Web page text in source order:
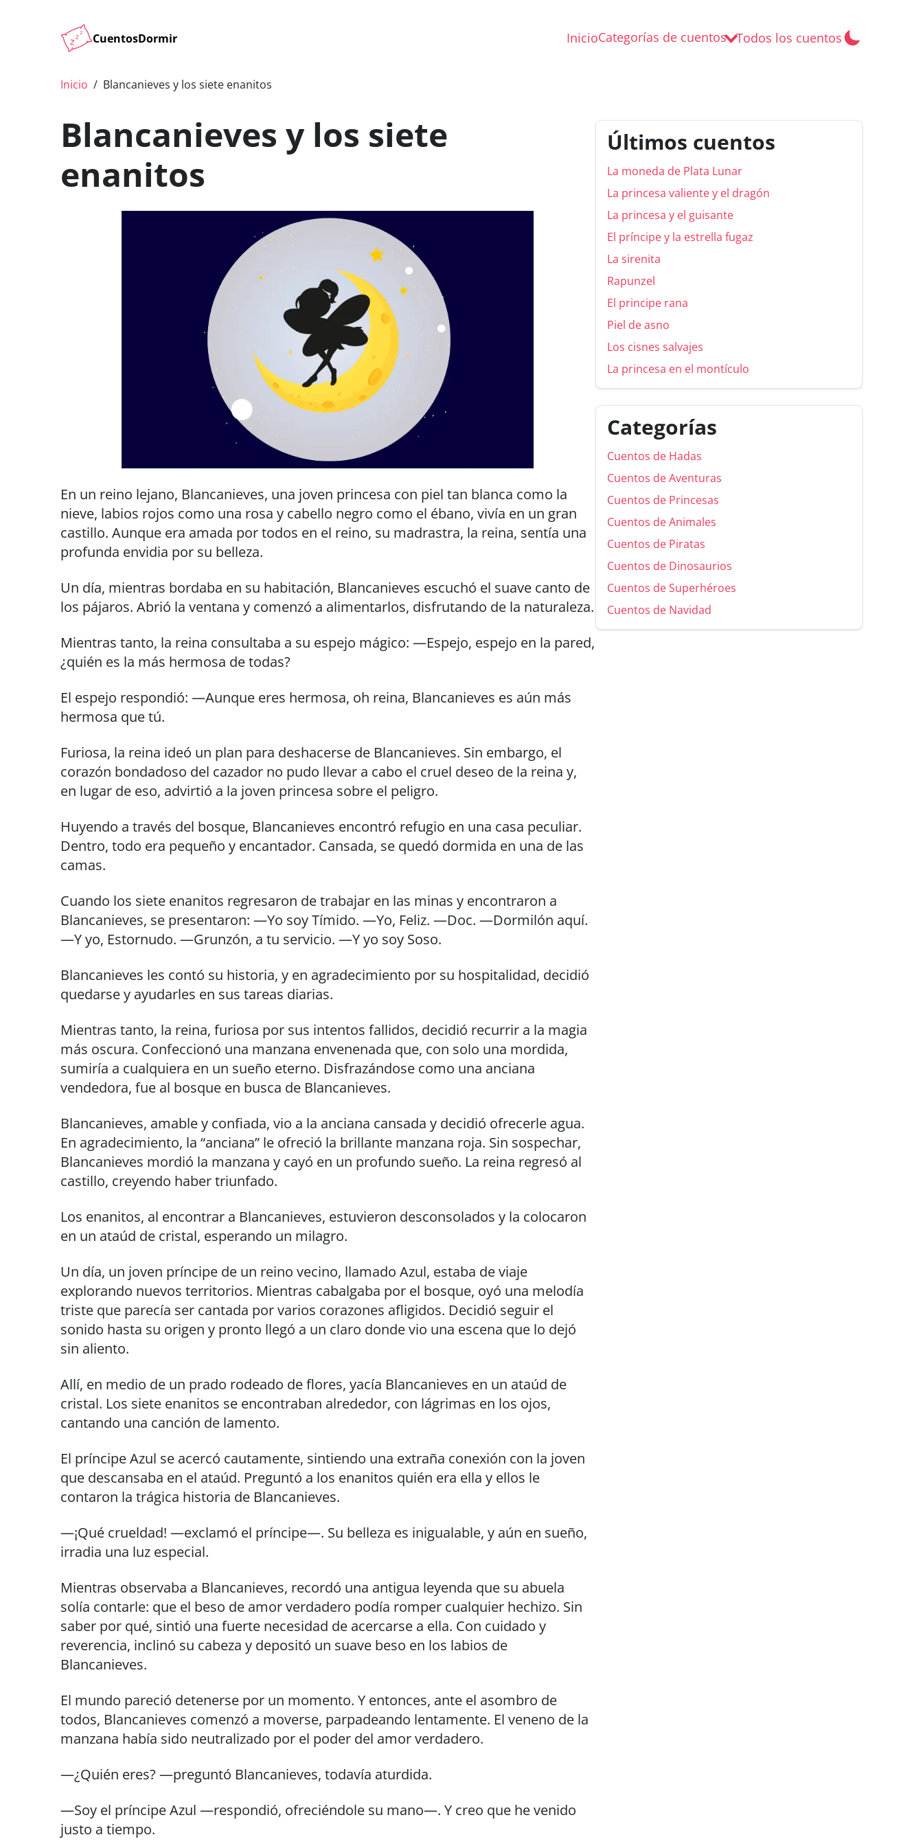
CuentosDormir InicioCategorías de cuentos Todos los cuentos
Inicio Blancanieves y los siete enanitos
Blancanieves y los siete
enanitos
En un reino lejano, Blancanieves, una joven princesa con piel tan blanca como la
nieve, labios rojos como una rosa y cabello negro como el ébano, vivía en un gran
castillo. Aunque era amada por todos en el reino, su madrastra, la reina, sentía una
profunda envidia por su belleza.
Un día, mientras bordaba en su habitación, Blancanieves escuchó el suave canto de
los pájaros. Abrió la ventana y comenzó a alimentarlos, disfrutando de la naturaleza.
Mientras tanto, la reina consultaba a su espejo mágico: —Espejo, espejo en la pared,
¿quién es la más hermosa de todas?
El espejo respondió: —Aunque eres hermosa, oh reina, Blancanieves es aún más
hermosa que tú.
Furiosa, la reina ideó un plan para deshacerse de Blancanieves. Sin embargo, el
corazón bondadoso del cazador no pudo llevar a cabo el cruel deseo de la reina y,
en lugar de eso, advirtió a la joven princesa sobre el peligro.
Huyendo a través del bosque, Blancanieves encontró refugio en una casa peculiar.
Dentro, todo era pequeño y encantador. Cansada, se quedó dormida en una de las
camas.
Cuando los siete enanitos regresaron de trabajar en las minas y encontraron a
Blancanieves, se presentaron: —Yo soy Tímido. —Yo, Feliz. —Doc. —Dormilón aquí.
—Y yo, Estornudo. —Grunzón, a tu servicio. —Y yo soy Soso.
Blancanieves les contó su historia, y en agradecimiento por su hospitalidad, decidió
quedarse y ayudarles en sus tareas diarias.
Mientras tanto, la reina, furiosa por sus intentos fallidos, decidió recurrir a la magia
más oscura. Confeccionó una manzana envenenada que, con solo una mordida,
sumiría a cualquiera en un sueño eterno. Disfrazándose como una anciana
vendedora, fue al bosque en busca de Blancanieves.
Blancanieves, amable y confiada, vio a la anciana cansada y decidió ofrecerle agua.
En agradecimiento, la “anciana” le ofreció la brillante manzana roja. Sin sospechar,
Blancanieves mordió la manzana y cayó en un profundo sueño. La reina regresó al
castillo, creyendo haber triunfado.
Los enanitos, al encontrar a Blancanieves, estuvieron desconsolados y la colocaron
en un ataúd de cristal, esperando un milagro.
Un día, un joven príncipe de un reino vecino, llamado Azul, estaba de viaje
explorando nuevos territorios. Mientras cabalgaba por el bosque, oyó una melodía
triste que parecía ser cantada por varios corazones afligidos. Decidió seguir el
sonido hasta su origen y pronto llegó a un claro donde vio una escena que lo dejó
sin aliento.
Allí, en medio de un prado rodeado de flores, yacía Blancanieves en un ataúd de
cristal. Los siete enanitos se encontraban alrededor, con lágrimas en los ojos,
cantando una canción de lamento.
El príncipe Azul se acercó cautamente, sintiendo una extraña conexión con la joven
que descansaba en el ataúd. Preguntó a los enanitos quién era ella y ellos le
contaron la trágica historia de Blancanieves.
—¡Qué crueldad! —exclamó el príncipe—. Su belleza es inigualable, y aún en sueño,
irradia una luz especial.
Mientras observaba a Blancanieves, recordó una antigua leyenda que su abuela
solía contarle: que el beso de amor verdadero podía romper cualquier hechizo. Sin
saber por qué, sintió una fuerte necesidad de acercarse a ella. Con cuidado y
reverencia, inclinó su cabeza y depositó un suave beso en los labios de
Blancanieves.
El mundo pareció detenerse por un momento. Y entonces, ante el asombro de
todos, Blancanieves comenzó a moverse, parpadeando lentamente. El veneno de la
manzana había sido neutralizado por el poder del amor verdadero.
—¿Quién eres? —preguntó Blancanieves, todavía aturdida.
—Soy el príncipe Azul —respondió, ofreciéndole su mano—. Y creo que he venido
justo a tiempo.
Últimos cuentos
La moneda de Plata Lunar
La princesa valiente y el dragón
La princesa y el guisante
El príncipe y la estrella fugaz
La sirenita
Rapunzel
El principe rana
Piel de asno
Los cisnes salvajes
La princesa en el montículo
Categorías
Cuentos de Hadas
Cuentos de Aventuras
Cuentos de Princesas
Cuentos de Animales
Cuentos de Piratas
Cuentos de Dinosaurios
Cuentos de Superhéroes
Cuentos de Navidad